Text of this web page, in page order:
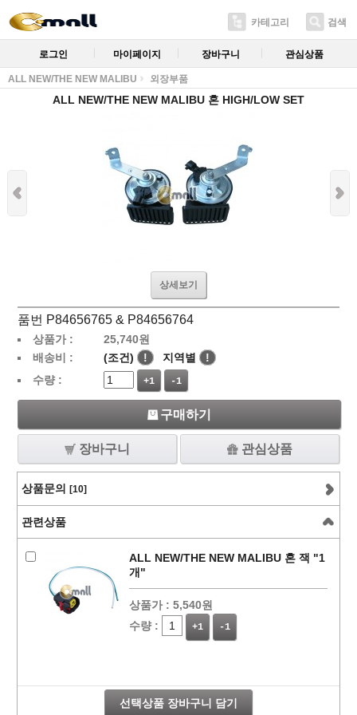
카테고리 검색
로그인 마이페이지 장바구니 관심상품
ALL NEW/THE NEW MALIBU 외장부품
ALL NEW/THE NEW MALIBU 혼 HIGH/LOW SET
상세보기
품번 P84656765 & P84656764
상품가 : 25,740원
배송비 :
(조건) ! 지역별
!
수량 :
+1 -1
구매하기
장바구니 관심상품
상품문의 [10]
관련상품
ALL NEW/THE NEW MALIBU 혼 잭 "1
개"
상품가 : 5,540원
수량 :
+1 -1
선택상품 장바구니 담기